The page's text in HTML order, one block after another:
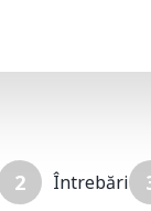
2 Întrebări